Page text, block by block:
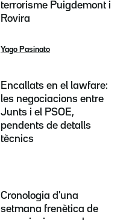
terrorisme Puigdemont i
Rovira
Yago Pasinato
Encallats en el lawfare:
les negociacions entre
Junts i el PSOE,
pendents de detalls
tècnics
Cronologia d'una
setmana frenètica de